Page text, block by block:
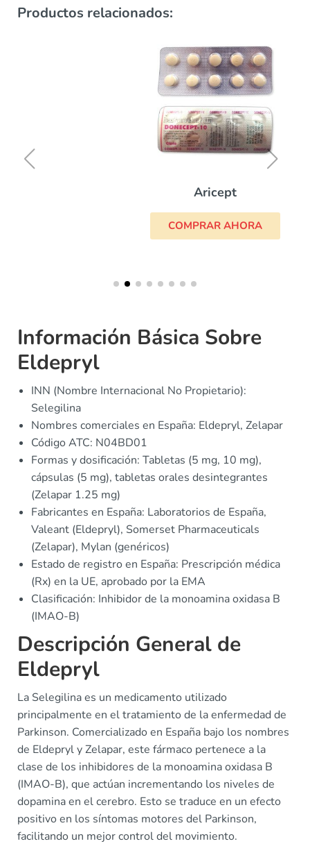
Productos relacionados:
COMPRAR AHORA
Información Básica Sobre
Eldepryl
INN (Nombre Internacional No Propietario):
Selegilina
Nombres comerciales en España: Eldepryl, Zelapar
Código ATC: N04BD01
Formas y dosificación: Tabletas (5 mg, 10 mg),
cápsulas (5 mg), tabletas orales desintegrantes
(Zelapar 1.25 mg)
Fabricantes en España: Laboratorios de España,
Valeant (Eldepryl), Somerset Pharmaceuticals
(Zelapar), Mylan (genéricos)
Estado de registro en España: Prescripción médica
(Rx) en la UE, aprobado por la EMA
Clasificación: Inhibidor de la monoamina oxidasa B
(IMAO-B)
Descripción General de
Eldepryl
La Selegilina es un medicamento utilizado
principalmente en el tratamiento de la enfermedad de
Parkinson. Comercializado en España bajo los nombres
de Eldepryl y Zelapar, este fármaco pertenece a la
clase de los inhibidores de la monoamina oxidasa B
(IMAO-B), que actúan incrementando los niveles de
dopamina en el cerebro. Esto se traduce en un efecto
positivo en los síntomas motores del Parkinson,
facilitando un mejor control del movimiento.